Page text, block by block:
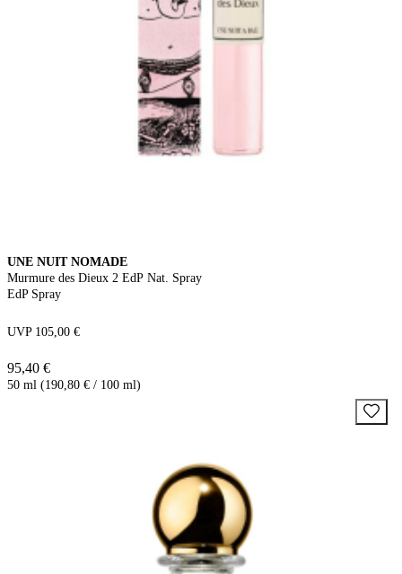
UNE NUIT NOMADE
Murmure des Dieux 2 EdP Nat. Spray
EdP Spray
UVP 105,00 €
95,40 €
50 ml (190,80 € / 100 ml)